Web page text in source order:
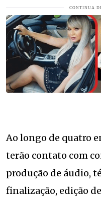
Ao longo de quatro
terão contato com
produção de áudio,
finalização, edição